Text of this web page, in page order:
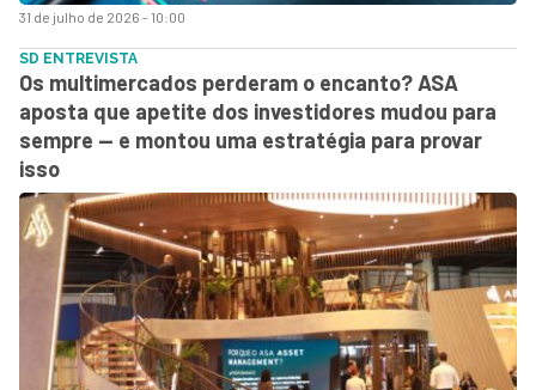
31 de julho de 2026 - 10:00
SD ENTREVISTA
Os multimercados perderam o encanto? ASA
aposta que apetite dos investidores mudou para
sempre — e montou uma estratégia para provar
isso